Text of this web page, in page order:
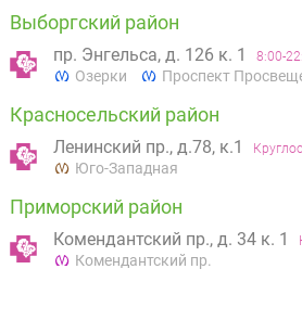
Выборгский район
пр. Энгельса, д. 126 к. 1 8:00-
Озерки Проспект
Красносельский район
Ленинский пр., д.78, к.1
Юго-Западная
Приморский район
Комендантский пр., д. 34 к. 1
Комендантский пр.